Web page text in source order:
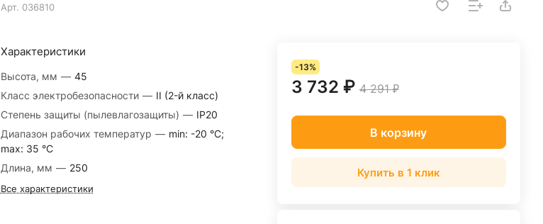
Арт. 036810
Характеристики
Высота, мм — 45
Класс электробезопасности — II (2-й класс)
Степень защиты (пылевлагозащиты) — IP20
Диапазон рабочих температур — min: -20 °C;
max: 35 °C
Длина, мм — 250
Все характеристики
-13%
3 732 ₽ 4 291 ₽
В корзину
Купить в 1 клик